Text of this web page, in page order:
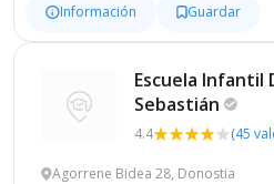
Información Guardar
Escuela Infantil
Sebastián
4.4 (45
Agorrene Bidea 28, Donostia